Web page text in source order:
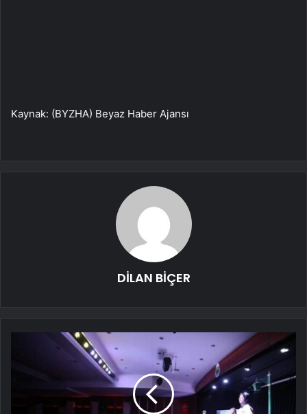
Kaynak: (BYZHA) Beyaz Haber Ajansı
DİLAN BİÇER